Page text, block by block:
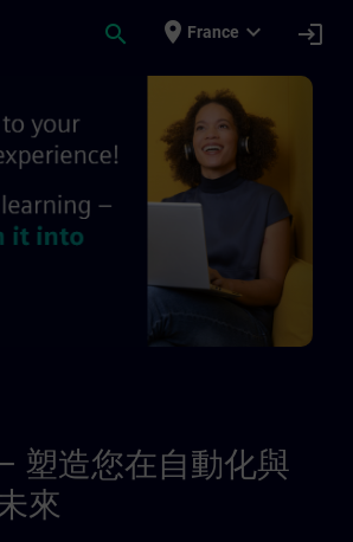
search place France expand_more login
資訊頁面 | SITRAIN
塑造您在自動化與
來